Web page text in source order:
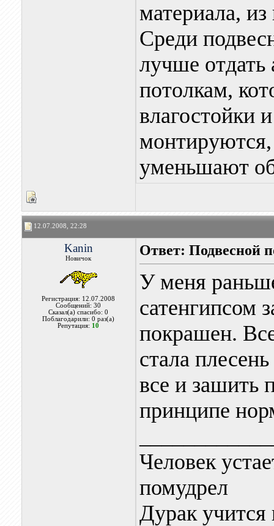
материала,
Среди
лучше
потолкам,
влагостойки
уменьшают
12.07.2008, 22:28
Kanin
Новичок
Регистрация: 12.07.2008
Сообщений: 30
Сказал(а) спасибо: 0
Поблагодарили: 0 раз(а)
Репутация: 10
Ответ: Подвесной
У меня
сатенгипсом
покрашен.
стала
все и зашить
принципе
Человек
помудрел
Дурак